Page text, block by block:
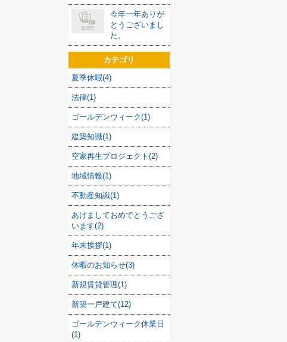
今年一年ありが
とうございまし
た。
カテゴリ
夏季休暇(4)
法律(1)
ゴールデンウィーク(1)
建築知識(1)
空家再生プロジェクト(2)
地域情報(1)
不動産知識(1)
あけましておめでとうござ
います(2)
年末挨拶(1)
休暇のお知らせ(3)
新規賃貸管理(1)
新築一戸建て(12)
ゴールデンウィーク休業日
(1)